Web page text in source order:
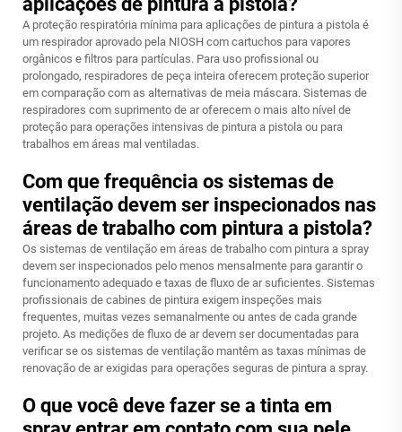
A proteção respiratória mínima para aplicações de pintura a pistola é
um respirador aprovado pela NIOSH com cartuchos para vapores
orgânicos e filtros para partículas. Para uso profissional ou
prolongado, respiradores de peça inteira oferecem proteção superior
em comparação com as alternativas de meia máscara. Sistemas de
respiradores com suprimento de ar oferecem o mais alto nível de
proteção para operações intensivas de pintura a pistola ou para
trabalhos em áreas mal ventiladas.
Com que frequência os sistemas de
ventilação devem ser inspecionados nas
áreas de trabalho com pintura a pistola?
Os sistemas de ventilação em áreas de trabalho com pintura a spray
devem ser inspecionados pelo menos mensalmente para garantir o
funcionamento adequado e taxas de fluxo de ar suficientes. Sistemas
profissionais de cabines de pintura exigem inspeções mais
frequentes, muitas vezes semanalmente ou antes de cada grande
projeto. As medições de fluxo de ar devem ser documentadas para
verificar se os sistemas de ventilação mantêm as taxas mínimas de
renovação de ar exigidas para operações seguras de pintura a spray.
O que você deve fazer se a tinta em